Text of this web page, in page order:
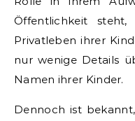
Öffentlichkeit
Privatleben ihrer
nur wenige Details
Namen ihrer Kinder.
Dennoch ist